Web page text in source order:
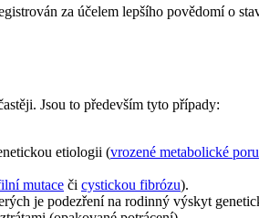
za účelem lepšího povědomí o
Jsou to především tyto případy:
etiologii (vrozené metabolické
mutace či cystickou fibrózu).
je podezření na rodinný výskyt